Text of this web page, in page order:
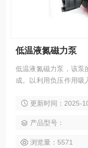
低温液氮磁力泵
低温液氮磁力泵，该泵
成。以利用负压作用吸
需搅拌器和混合器。
解液。
更新时间：2025-
产品型号：
浏览量：5571